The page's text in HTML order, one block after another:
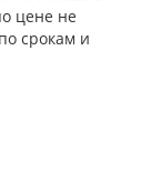
цене не
срокам и